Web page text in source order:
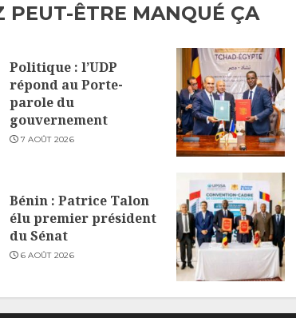
PEUT-ÊTRE MANQUÉ ÇA
Politique : l’UDP
répond au Porte-
parole du
gouvernement
7 AOÛT 2026
Bénin : Patrice Talon
élu premier président
du Sénat
6 AOÛT 2026